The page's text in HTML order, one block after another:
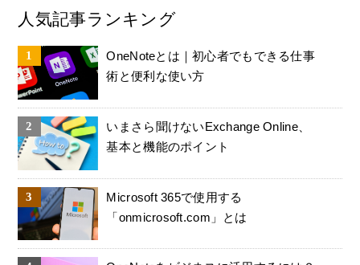
人気記事ランキング
OneNoteとは｜初心者でもできる仕事
術と便利な使い方
いまさら聞けないExchange Online、
基本と機能のポイント
Microsoft 365で使用する
「onmicrosoft.com」とは